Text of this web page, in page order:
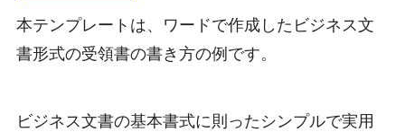
本テンプレートは、ワードで作成したビジネス文
書形式の受領書の書き方の例です。
ビジネス文書の基本書式に則ったシンプルで実用